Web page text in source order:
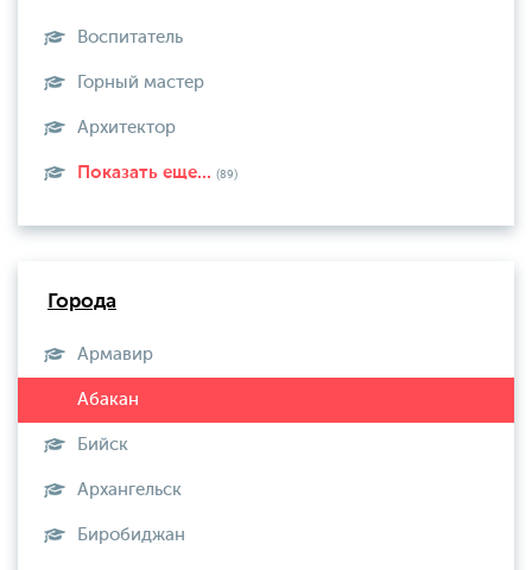
Воспитатель
Горный мастер
Архитектор
Показать еще... (89)
Города
Армавир
Бийск
Архангельск
Биробиджан